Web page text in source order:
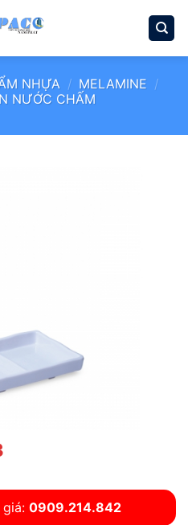
NHỰA / MELAMINE /
NƯỚC CHẤM
giá: 0909.214.842